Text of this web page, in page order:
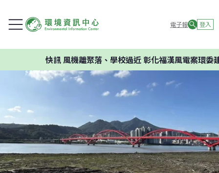
電子報 登入
風機離聚落、學校過近 彰化福漢風電案環委建議不